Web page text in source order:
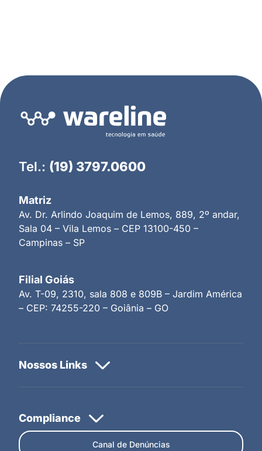
Tel.: (19) 3797.0600
Matriz
Av. Dr. Arlindo Joaquim de Lemos, 889, 2º andar,
Sala 04 – Vila Lemos – CEP 13100-450 –
Campinas – SP
Filial Goiás
Av. T-09, 2310, sala 808 e 809B – Jardim América
– CEP: 74255-220 – Goiânia – GO
Canal de Denúncias